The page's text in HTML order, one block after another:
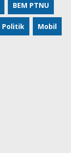
BEM PTNU
Politik Mobil